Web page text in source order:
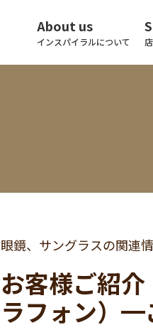
About us
インスパイラルについて
眼鏡、サングラスの関連
お客様ご紹
ラフォン）